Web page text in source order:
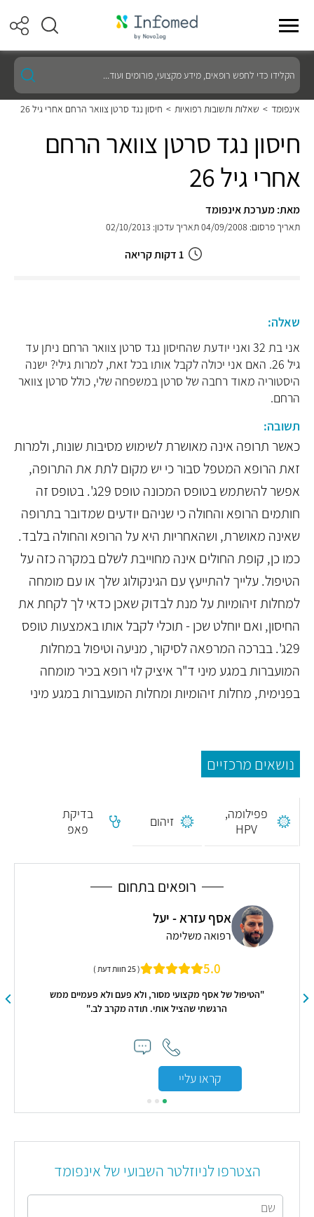
הקלידו
כדי
לחפש
רופאים,
מידע
פורומים
ועוד...
אינפומד > שאלות ותשובות רפואיות > חיסון נגד סרטן צוואר הרחם אחרי גיל 26
חיסון נגד סרטן צוואר הרחם
אחרי גיל 26
מאת: מערכת אינפומד
תאריך פרסום: 04/09/2008 תאריך עדכון: 02/10/2013
1 דקות קריאה
שאלה:
אני בת 32 ואני יודעת שהחיסון נגד סרטן צוואר הרחם ניתן עד
גיל 26. האם אני יכולה לקבל אותו בכל זאת, למרות גילי? ישנה
היסטוריה מאוד רחבה של סרטן במשפחה שלי, כולל סרטן צוואר
הרחם.
תשובה:
כאשר תרופה אינה מאושרת לשימוש מסיבות שונות, ולמרות
זאת הרופא המטפל סבור כי יש מקום לתת את התרופה,
אפשר להשתמש בטופס המכונה טופס 29ג'. בטופס זה
חותמים הרופא והחולה כי שניהם יודעים שמדובר בתרופה
שאינה מאושרת, ושהאחריות היא על הרופא והחולה בלבד.
כמו כן, קופת החולים אינה מחוייבת לשלם במקרה כזה על
הטיפול. עלייך להתייעץ עם הגינקולוג שלך או עם מומחה
למחלות זיהומיות על מנת לבדוק שאכן כדאי לך לקחת את
החיסון, ואם יוחלט שכן - תוכלי לקבל אותו באמצעות טופס
29ג'. בברכה המרפאה לסיקור, מניעה וטיפול במחלות
המועברות במגע מיני ד"ר איציק לוי רופא בכיר מומחה
בפנימית, מחלות זיהומיות ומחלות המועברות במגע מיני
נושאים מרכזיים
פפילומה,
HPV
זיהום
בדיקת
פאפ
רופאים בתחום
אסף עזרא - יעל
רפואה משלימה
5.0 ( 25 חוות דעת )
"הטיפול של אסף מקצועי מסור, ולא פעם ולא פעמיים ממש
הרגשתי שהציל אותי. תודה מקרב לב."
קראו עליי
הצטרפו לניוזלטר השבועי של אינפומד